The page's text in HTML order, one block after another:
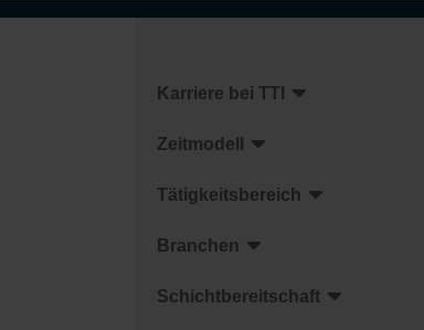
Karriere bei TTI
Zeitmodell
Tätigkeitsbereich
Branchen
Schichtbereitschaft